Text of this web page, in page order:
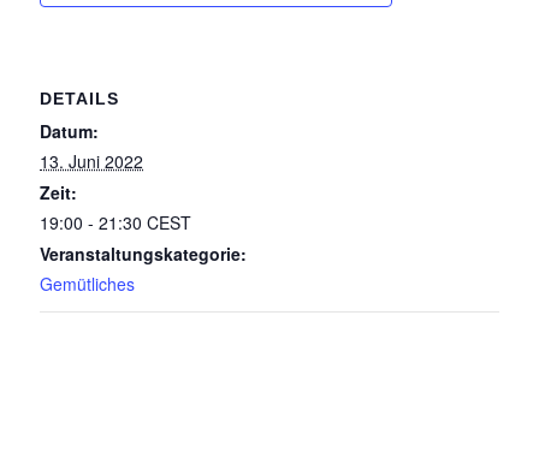
DETAILS
Datum:
13. Juni 2022
Zeit:
19:00 - 21:30CEST
Veranstaltungskategorie:
Gemütliches